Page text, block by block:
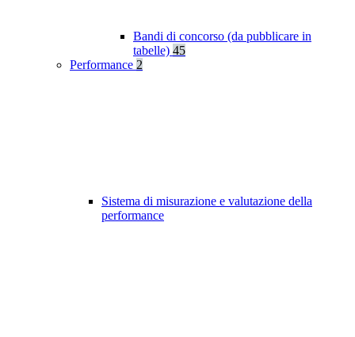
Bandi di concorso (da pubblicare in
tabelle) 45
Performance 2
Sistema di misurazione e valutazione della
performance